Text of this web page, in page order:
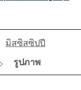
มิสซิสซิปปี
รูปภาพ